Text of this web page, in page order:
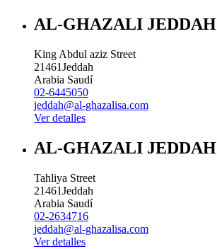
AL-GHAZALI JEDDAH
King Abdul aziz Street
21461Jeddah
Arabia Saudí
02-6445050
jeddah@al-ghazalisa.com
Ver detalles
AL-GHAZALI JEDDAH
Tahliya Street
21461Jeddah
Arabia Saudí
02-2634716
jeddah@al-ghazalisa.com
Ver detalles